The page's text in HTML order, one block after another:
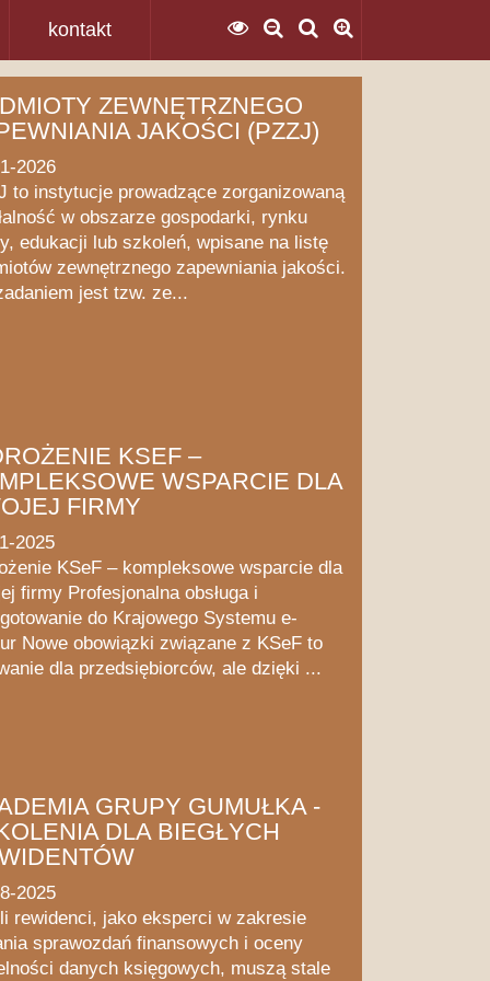
kontakt
ZEWNĘTRZNEGO
JAKOŚCI (PZZJ)
2026
to instytucje prowadzące zorganizowaną
w obszarze gospodarki, rynku
edukacji lub szkoleń, wpisane na listę
zewnętrznego zapewniania jakości.
jest tzw. ze...
KSEF –
WSPARCIE DLA
FIRMY
2025
KSeF – kompleksowe wsparcie dla
firmy Profesjonalna obsługa i
do Krajowego Systemu e-
Nowe obowiązki związane z KSeF to
dla przedsiębiorców, ale dzięki ...
GRUPY GUMUŁKA -
DLA BIEGŁYCH
2025
rewidenci, jako eksperci w zakresie
sprawozdań finansowych i oceny
danych księgowych, muszą stale